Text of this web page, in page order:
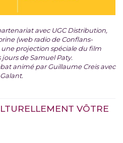
avec UGC Distribution,
(web radio de Conflans-
projection spéciale du film
jours de Samuel Paty.
animé par Guillaume Creis avec
VÔTRE